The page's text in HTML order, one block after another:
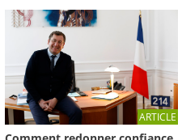
ARTICLE